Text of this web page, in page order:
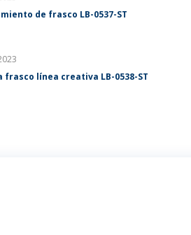
de frasco LB-0537-ST
frasco línea creativa LB-0538-ST